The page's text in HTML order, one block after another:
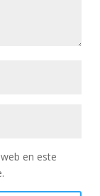
en este